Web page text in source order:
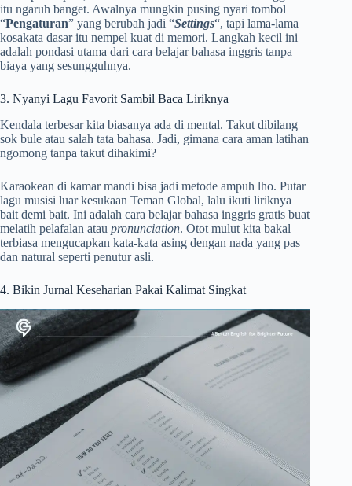
itu ngaruh banget. Awalnya mungkin pusing nyari tombol
“Pengaturan” yang berubah jadi “Settings“, tapi lama-lama
kosakata dasar itu nempel kuat di memori. Langkah kecil ini
adalah pondasi utama dari cara belajar bahasa inggris tanpa
biaya yang sesungguhnya.
3. Nyanyi Lagu Favorit Sambil Baca Liriknya
Kendala terbesar kita biasanya ada di mental. Takut dibilang
sok bule atau salah tata bahasa. Jadi, gimana cara aman latihan
ngomong tanpa takut dihakimi?
Karaokean di kamar mandi bisa jadi metode ampuh lho. Putar
lagu musisi luar kesukaan Teman Global, lalu ikuti liriknya
bait demi bait. Ini adalah cara belajar bahasa inggris gratis buat
melatih pelafalan atau pronunciation. Otot mulut kita bakal
terbiasa mengucapkan kata-kata asing dengan nada yang pas
dan natural seperti penutur asli.
4. Bikin Jurnal Keseharian Pakai Kalimat Singkat